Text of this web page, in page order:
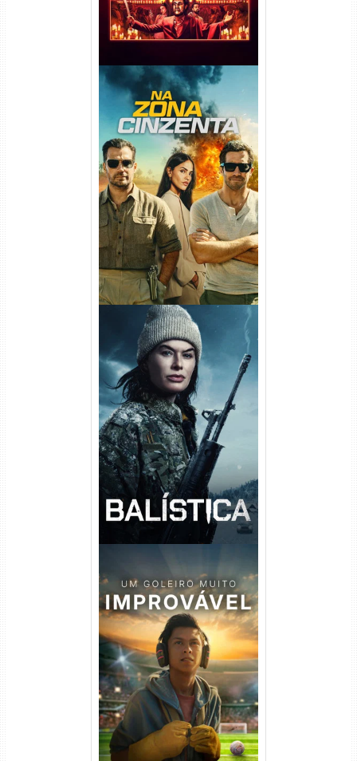
Na Zona Cinzenta Torrent
(2026) WEB-DL 1080p/4K
Dual Áudio
Balística Torrent (2025) WEB-
DL 1080p Dual Áudio
Um Goleiro Muito Improvável
Torrent (2026) WEB-DL 1080p
Dual Áudio